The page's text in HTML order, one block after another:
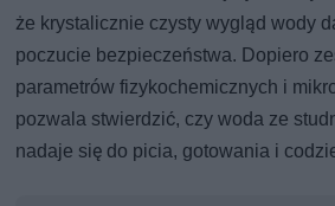
że krystalicznie czysty wygląd wody
poczucie bezpieczeństwa. Dopiero
parametrów fizykochemicznych i
pozwala stwierdzić, czy woda ze
nadaje się do picia, gotowania i